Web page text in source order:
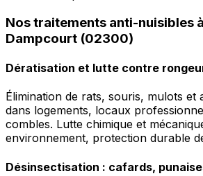
Nos traitements anti-nuisibles
Dampcourt (02300)
Dératisation et lutte contre
Élimination de rats, souris, mulots et
dans logements, locaux
combles. Lutte chimique et
environnement, protection durable
Désinsectisation : cafards,